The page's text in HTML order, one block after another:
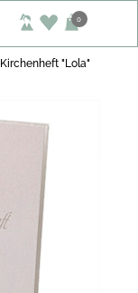
0
Kirchenheft "Lola"